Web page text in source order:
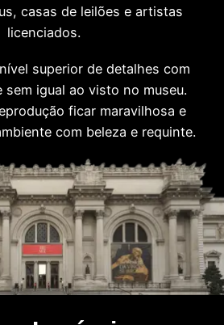
casas de leilões e artistas
licenciados.
superior de detalhes com
sem igual ao visto no museu.
ficar maravilhosa e
com beleza e requinte.